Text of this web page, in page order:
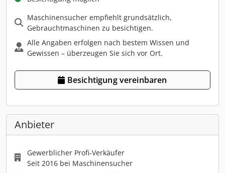
Maschinensucher empfiehlt grundsätzlich,
Gebrauchtmaschinen zu besichtigen.
Alle Angaben erfolgen nach bestem Wissen und
Gewissen – überzeugen Sie sich vor Ort.
Besichtigung vereinbaren
Anbieter
Gewerblicher Profi-Verkäufer
Seit 2016 bei Maschinensucher